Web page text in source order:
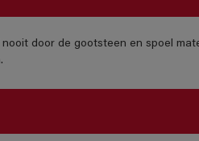
door de gootsteen en spoel